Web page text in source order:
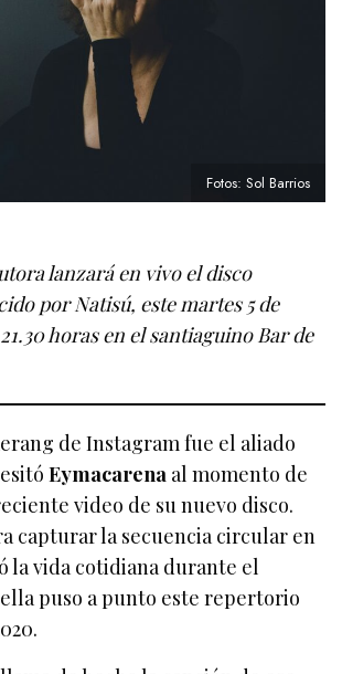
Fotos: Sol Barrios
lanzará en vivo el disco
por Natisú, este martes 5 de
horas en el santiaguino Bar de
de Instagram fue el aliado
Eymacarena al momento de
video de su nuevo disco.
capturar la secuencia circular en
la vida cotidiana durante el
puso a punto este repertorio